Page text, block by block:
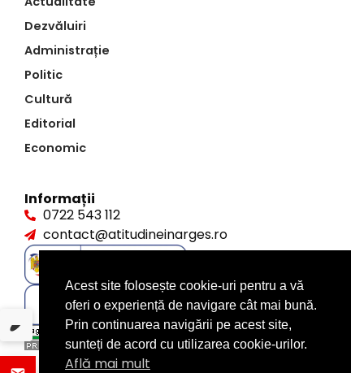
Dezvăluiri
Administrație
Politic
Cultură
Editorial
Economic
Informații
0722 543 112
contact@atitudineinarges.ro
Acest site folosește cookie-uri pentru a vă
oferi o experiență de navigare cât mai bună.
Prin continuarea navigării pe acest site,
sunteți de acord cu utilizarea cookie-urilor.
Află mai mult